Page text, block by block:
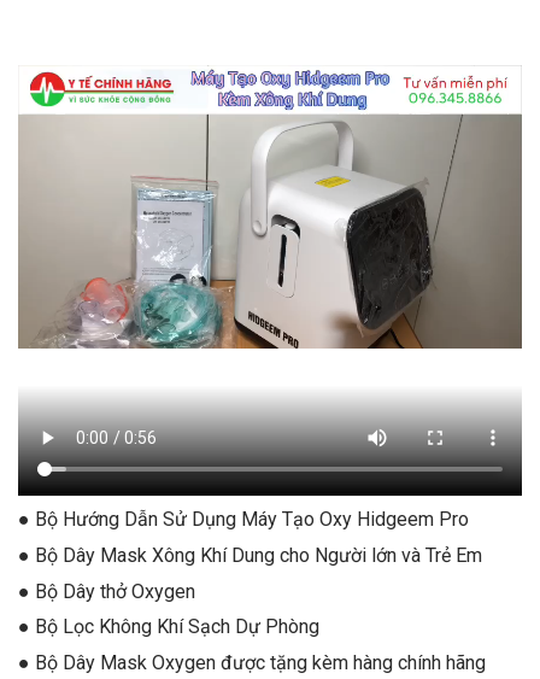
● Bộ Hướng Dẫn Sử Dụng Máy Tạo Oxy Hidgeem Pro
● Bộ Dây Mask Xông Khí Dung cho Người lớn và Trẻ Em
● Bộ Dây thở Oxygen
● Bộ Lọc Không Khí Sạch Dự Phòng
● Bộ Dây Mask Oxygen được tặng kèm hàng chính hãng